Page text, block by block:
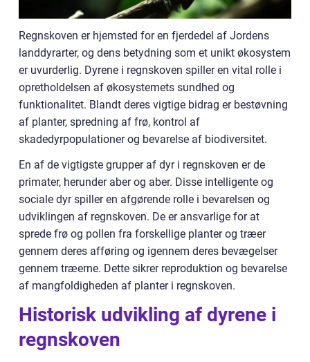
Regnskoven er hjemsted for en fjerdedel af Jordens
landdyrarter, og dens betydning som et unikt økosystem
er uvurderlig. Dyrene i regnskoven spiller en vital rolle i
opretholdelsen af økosystemets sundhed og
funktionalitet. Blandt deres vigtige bidrag er bestøvning
af planter, spredning af frø, kontrol af
skadedyrpopulationer og bevarelse af biodiversitet.
En af de vigtigste grupper af dyr i regnskoven er de
primater, herunder aber og aber. Disse intelligente og
sociale dyr spiller en afgørende rolle i bevarelsen og
udviklingen af regnskoven. De er ansvarlige for at
sprede frø og pollen fra forskellige planter og træer
gennem deres afføring og igennem deres bevægelser
gennem træerne. Dette sikrer reproduktion og bevarelse
af mangfoldigheden af planter i regnskoven.
Historisk udvikling af dyrene i
regnskoven